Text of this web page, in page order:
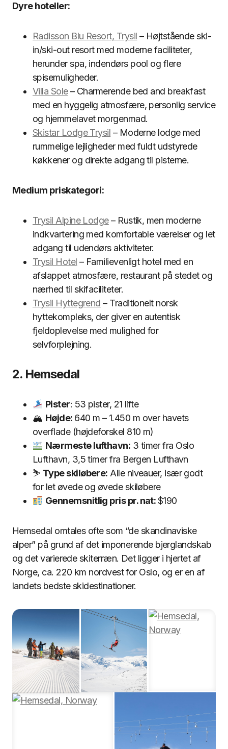
Dyre hoteller:
Radisson Blu Resort, Trysil – Højtstående ski-
in/ski-out resort med moderne faciliteter,
herunder spa, indendørs pool og flere
spisemuligheder.
Villa Sole– Charmerende bed and breakfast
med en hyggelig atmosfære, personlig service
og hjemmelavet morgenmad.
Skistar Lodge Trysil – Moderne lodge med
rummelige lejligheder med fuldt udstyrede
køkkener og direkte adgang til pisterne.
Medium priskategori:
Trysil Alpine Lodge– Rustik, men moderne
indkvartering med komfortable værelser og let
adgang til udendørs aktiviteter.
Trysil Hotel – Familievenligt hotel med en
afslappet atmosfære, restaurant på stedet og
nærhed til skifaciliteter.
Trysil Hyttegrend – Traditionelt norsk
hyttekompleks, der giver en autentisk
fjeldoplevelse med mulighed for
selvforplejning.
2. Hemsedal
Pister: 53 pister, 21 lifte
🏔 Højde: 640 m – 1.450 m over havets
overflade (højdeforskel 810 m)
Nærmeste lufthavn: 3 timer fra Oslo
Lufthavn, 3,5 timer fra Bergen Lufthavn
⛷ Type skiløbere: Alle niveauer, især godt
for let øvede og øvede skiløbere
Gennemsnitlig pris pr. nat:$190
Hemsedal omtales ofte som “de skandinaviske
alper” på grund af det imponerende bjerglandskab
og det varierede skiterræn. Det ligger i hjertet af
Norge, ca. 220 km nordvest for Oslo, og er en af
landets bedste skidestinationer.